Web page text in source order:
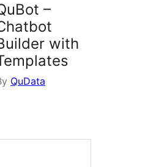
–
with
QuData